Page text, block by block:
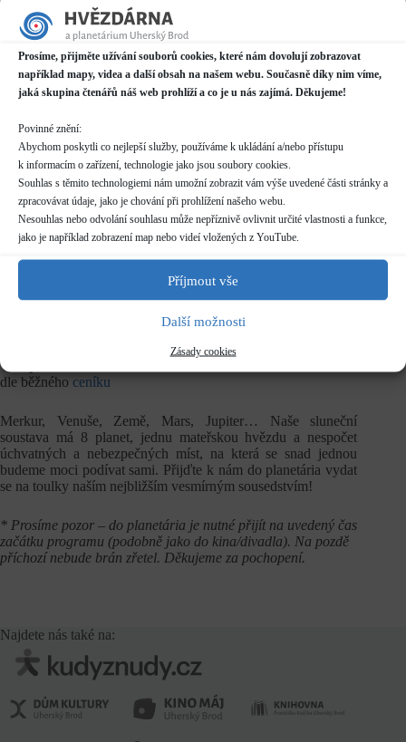
Prosíme, přijměte užívání souborů cookies, které nám dovolují zobrazovat
například mapy, videa a další obsah na našem webu. Současně díky nim víme,
jaká skupina čtenářů náš web prohlíží a co je u nás zajímá. Děkujeme!
Povinné znění:
Abychom poskytli co nejlepší služby, používáme k ukládání a/nebo přístupu
k informacím o zařízení, technologie jako jsou soubory cookies.
Souhlas s těmito technologiemi nám umožní zobrazit vám výše uvedené části stránky a
zpracovávat údaje, jako je chování při prohlížení našeho webu.
Nesouhlas nebo odvolání souhlasu může nepříznivě ovlivnit určité vlastnosti a funkce,
jako je například zobrazení map nebo videí vložených z YouTube.
Příjmout vše
Další možnosti
Zásady cookies
Místo konání
Planetárium v Domě kultury
Mariánské náměstí 2187, Uherský Brod
Další informace o dostupnosti a parkování
Kategorie
Pravidelné akce
Rezervace
nelze rezervovat skupiny více než 10 osob nutno hlásit
předem (telefon/email)
pro skupiny více než 20 osob nutno dohodnout individuální
Vstupné
dle běžného ceníku
Merkur, Venuše, Země, Mars, Jupiter… Naše sluneční
soustava má 8 planet, jednu mateřskou hvězdu a nespočet
úchvatných a nebezpečných míst, na která se snad jednou
budeme moci podívat sami. Přijďte k nám do planetária vydat
se na toulky naším nejbližším vesmírným sousedstvím!
* Prosíme pozor – do planetária je nutné přijít na uvedený čas
začátku programu (podobně jako do kina/divadla). Na pozdě
příchozí nebude brán zřetel. Děkujeme za pochopení.
Najdete nás také na: